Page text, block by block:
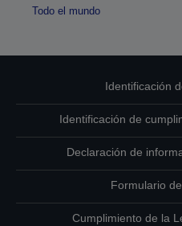
Todo el mundo
Identificación
Identificación de
Declaración de
Formulario
Cumplimiento de la